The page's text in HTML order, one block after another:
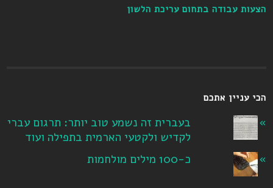
הצעות עבודה בתחום עריכת הלשון
הכי עניין אתכם
בעברית זה נשמע טוב יותר: תרגום עברי
לקדיש ולקטעי הארמית בתפילה ועוד
כ-100 מילים מולחמות